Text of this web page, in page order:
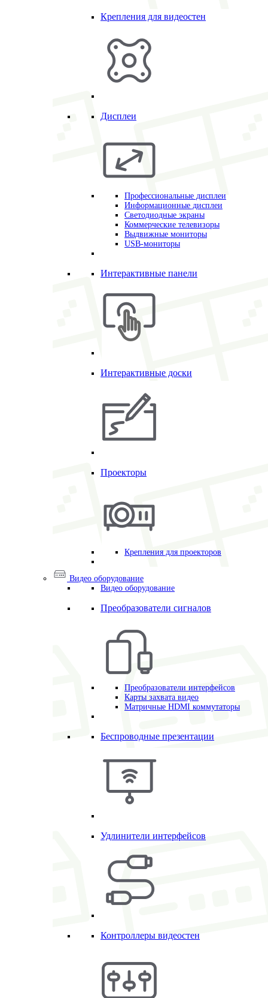
Крепления для видеостен
Дисплеи
Профессиональные дисплеи
Информационные дисплеи
Светодиодные экраны
Коммерческие телевизоры
Выдвижные мониторы
USB-мониторы
Интерактивные панели
Интерактивные доски
Проекторы
Крепления для проекторов
Видео оборудование
Видео оборудование
Преобразователи сигналов
Преобразователи интерфейсов
Карты захвата видео
Матричные HDMI коммутаторы
Беспроводные презентации
Удлинители интерфейсов
Контроллеры видеостен